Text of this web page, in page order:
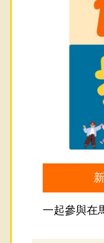
一起參與在